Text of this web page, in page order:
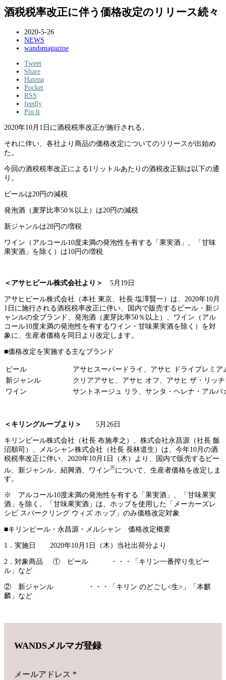
酒税税率改正に伴う価格改定のリリース続々
2020-5-26
NEWS
wandsmagazine
Tweet
Share
Hatena
Pocket
RSS
feedly
Pin it
2020年10月1日に酒税税率改正が施行される。
それに伴い、各社より商品の価格改定についてのリリースが出始め
た。
今回の酒税税率改正による1 リットルあたりの酒税改正額は以下の通
り。
ビールは20円の減税
発泡酒（麦芽比率50％以上）は20円の減税
新ジャンルは28円の増税
ワイン（アルコール10度未満の発泡性を有する「果実酒」、「甘味
果実酒」を除く）は10円の増税
＜アサヒビール株式会社より＞ 5月19日
アサヒビール株式会社（本社 東京、社長 塩澤賢一）は、2020年10月
1日に施行される酒税税率改正に伴い、国内で販売するビール・新ジ
ャンルの全ブランド、発泡酒（麦芽比率50％以上）、ワイン（アル
コール10度未満の発泡性を有するワイン・甘味果実酒を除く）を対
象に、生産者価格を同日より改定します。
■価格改定を実施する主なブランド
ビール
アサヒスーパードライ、アサヒ ドライプレミア
新ジャンル
クリアアサヒ、アサヒ オフ、アサヒ ザ・リッチ
ワイン
サントネージュ リラ、サンタ・ヘレナ・アルパ
＜キリングループより＞ 5月26日
キリンビール株式会社（社長 布施孝之）、株式会社永昌源（社長 飯
沼順司）、メルシャン株式会社（社長 長林道生）は、今年10月の酒
税税率改正に伴い、2020年10月1日（木）より、国内で販売するビー
ル、新ジャンル、紹興酒、ワイン※について、生産者価格を改定しま
す。
※ アルコール10度未満の発泡性を有する「果実酒」、「甘味果実
酒」を除く。「甘味果実酒」は、ホップを使用した「メーカーズレ
シピ スパークリング ウィズ ホップ」のみ価格改定対象
■キリンビール・永昌源・メルシャン 価格改定概要
1．実施日 2020年10月1日（木）当社出荷分より
2．対象商品 ① ビール ・・・「キリン一番搾り生ビー
ル」など
② 新ジャンル ・・・「キリン のどごし<生>」「本麒
麟」など
WANDSメルマガ登録
メールアドレス *